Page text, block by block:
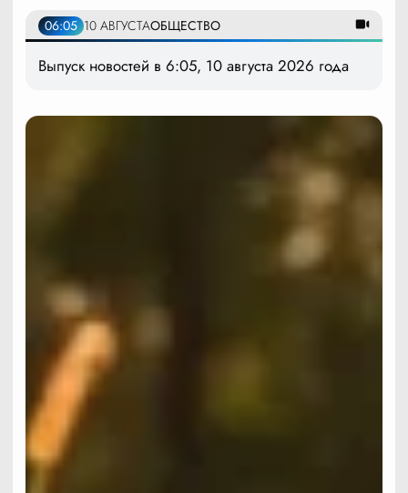
06:05 10 АВГУСТАОБЩЕСТВО
Выпуск новостей в 6:05, 10 августа 2026 года